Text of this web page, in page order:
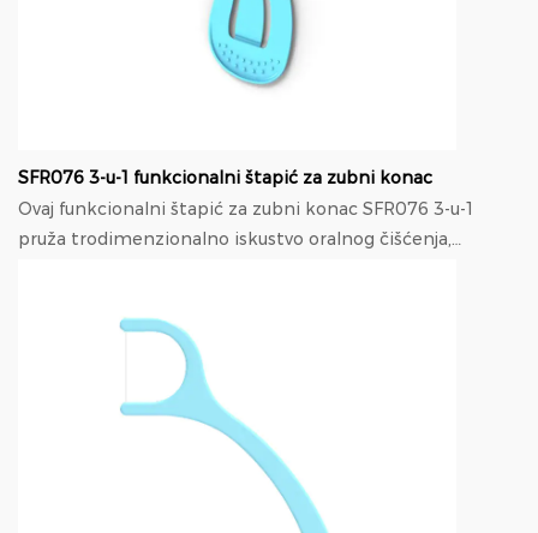
SFR076 3-u-1 funkcionalni štapić za zubni konac
Ovaj funkcionalni štapić za zubni konac SFR076 3-u-1
pruža trodimenzionalno iskustvo oralnog čišćenja,